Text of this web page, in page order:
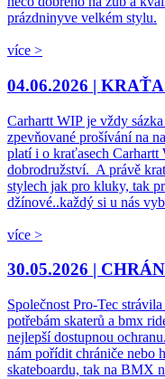
prázdninyve velkém stylu.
více >
04.06.2026 |
Carhartt WIP je vždy
zpevňované prošívání na
platí i o kraťasech Carhartt
dobrodružství. A právě
stylech jak pro kluky, tak
džínové..každý si u nás
více >
30.05.2026 |
Společnost Pro-Tec
potřebám skaterů a bmx
nejlepší dostupnou
nám pořídit chrániče nebo
skateboardu, tak na BMX